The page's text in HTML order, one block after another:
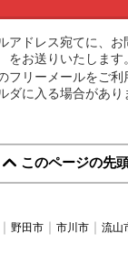
アドレス宛てに、お
をお送りいたします。
フリーメールをご利
ダに入る場合があり
このページの先
野田市 市川市 流山